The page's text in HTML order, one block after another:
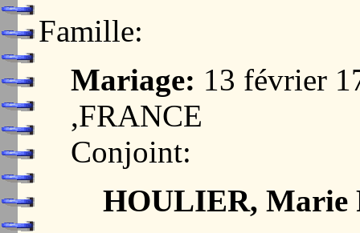
Famille:
Mariage: 13 février
,FRANCE
Conjoint:
HOULIER, Marie